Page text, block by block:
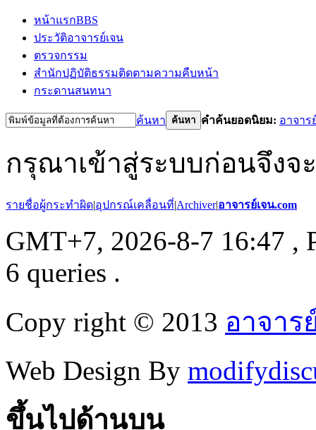
หน้าแรกBBS
ประวัติอาจารย์เจน
ตรวจกรรม
สำนักปฏิบัติธรรมติดตามความคืบหน้า
กระดานสนทนา
ค้นหา ค้นหา คำค้นยอดนิยม: อาจาร
กรุณาเข้าสู่ระบบก่อนจึงจ
รายชื่อผู้กระทำผิด|อุปกรณ์เคลื่อนที่|Archiver|อาจารย์เจน.com
GMT+7, 2026-8-7 16:47 ,
6 queries .
Copy right © 2013 อาจาร
Web Design By
ขึ้นไปด้านบน